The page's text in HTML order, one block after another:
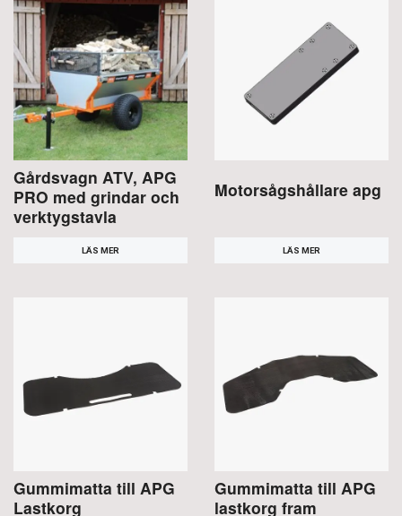
Gårdsvagn ATV, APG
PRO med grindar och
verktygstavla
LÄS MER
Motorsågshållare apg
LÄS MER
Gummimatta till APG
Lastkorg
Gummimatta till APG
lastkorg fram